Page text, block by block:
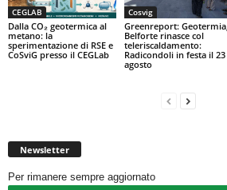
CEGLAB
Dalla CO₂ geotermica al
metano: la
sperimentazione di RSE e
CoSviG presso il CEGLab
Cosvig
Greenreport: Geotermia,
Belforte rinasce col
teleriscaldamento:
Radicondoli in festa il 23
agosto
Newsletter
Per rimanere sempre aggiornato